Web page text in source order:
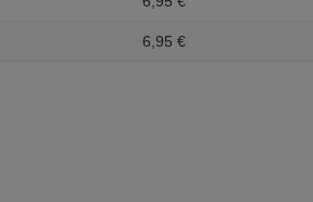
6, 95 €